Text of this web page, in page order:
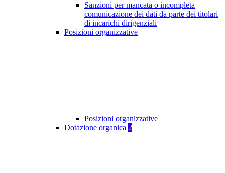
Sanzioni per mancata o incompleta
comunicazione dei dati da parte dei titolari
di incarichi dirigenziali
Posizioni organizzative
Posizioni organizzative
Dotazione organica 2